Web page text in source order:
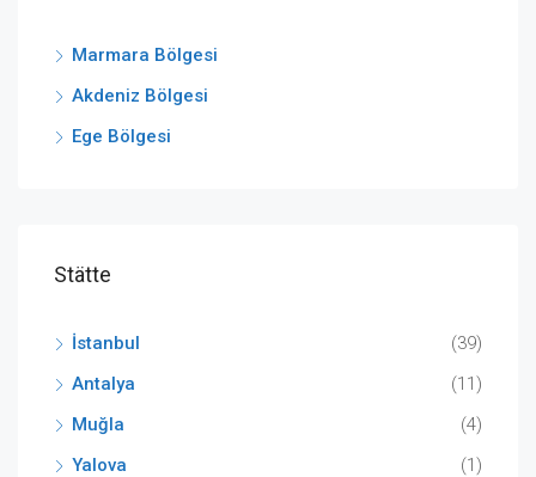
Marmara Bölgesi
Akdeniz Bölgesi
Ege Bölgesi
Stätte
İstanbul
(39)
Antalya
(11)
Muğla
(4)
Yalova
(1)